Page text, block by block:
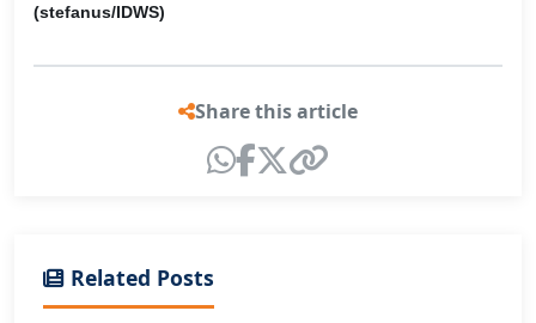
(stefanus/IDWS)
Share this article
Related Posts